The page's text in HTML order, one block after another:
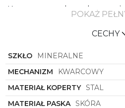
Koperta zegarka wykonana
trwałość i solidność
dodając mu eleganckiego
kształt okrągłej koperty
nadając zegarkowi
kolor koperty nadaje mu
designerskiego wykończenia,
nadgarstku.
Zegarek wyposażony jest w
POKAŻ
CECHY
SZKŁO
MINERALNE
MECHANIZM
KWARCOWY
MATERIAŁ KOPERTY STAL
MATERIAŁ PASKA SKÓRA